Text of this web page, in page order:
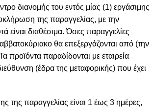
διανομής του εντός μίας (1) εργάσιμης
της παραγγελίας, με την
είναι διαθέσιμα. Όσες παραγγελίες
θα επεξεργάζονται από (την
προϊόντα παραδίδονται με εταιρεία
(έδρα της μεταφορικής) που έχει
της παραγγελίας είναι 1 έως 3 ημέρες,